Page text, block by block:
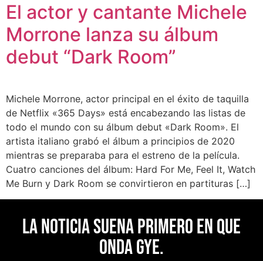
El actor y cantante Michele
Morrone lanza su álbum
debut “Dark Room”
Michele Morrone, actor principal en el éxito de taquilla
de Netflix «365 Days» está encabezando las listas de
todo el mundo con su álbum debut «Dark Room». El
artista italiano grabó el álbum a principios de 2020
mientras se preparaba para el estreno de la película.
Cuatro canciones del álbum: Hard For Me, Feel It, Watch
Me Burn y Dark Room se convirtieron en partituras […]
La noticia suena primero en Que
Onda Gye.